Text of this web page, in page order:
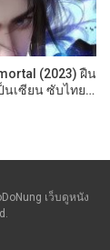
(2023) ฝืน
เซียน ซับไทย…
เว็บดูหนัง